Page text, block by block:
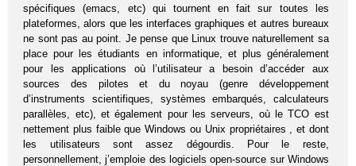
spécifiques (emacs, etc) qui tournent en fait sur toutes les
plateformes, alors que les interfaces graphiques et autres bureaux
ne sont pas au point. Je pense que Linux trouve naturellement sa
place pour les étudiants en informatique, et plus généralement
pour les applications où l’utilisateur a besoin d’accéder aux
sources des pilotes et du noyau (genre développement
d’instruments scientifiques, systèmes embarqués, calculateurs
parallèles, etc), et également pour les serveurs, où le TCO est
nettement plus faible que Windows ou Unix propriétaires , et dont
les utilisateurs sont assez dégourdis. Pour le reste,
personnellement, j’emploie des logiciels open-source sur Windows